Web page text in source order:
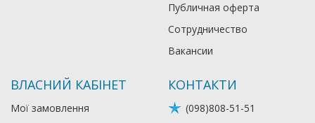
Публичная оферта
Сотрудничество
Вакансии
ВЛАСНИЙ КАБІНЕТ
Мої замовлення
КОНТАКТИ
(098)808-51-51